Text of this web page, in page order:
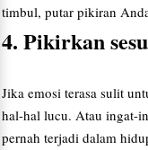
timbul, putar pikiran
4. Pikirkan
Jika emosi terasa sulit
hal-hal lucu. Atau ingat-
pernah terjadi dalam